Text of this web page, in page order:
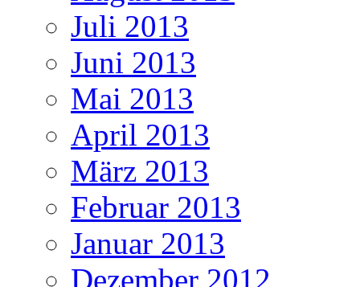
Juli 2013
Juni 2013
Mai 2013
April 2013
März 2013
Februar 2013
Januar 2013
Dezember 2012